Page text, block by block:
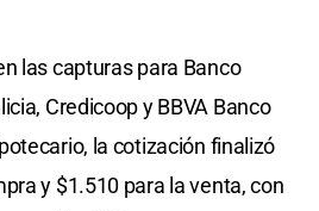
las capturas para Banco
Credicoop y BBVA Banco
la cotización finalizó
y $1.510 para la venta, con